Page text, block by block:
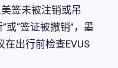
签未被注销或吊
或“签证被撤销”，墨
出行前检查EVUS